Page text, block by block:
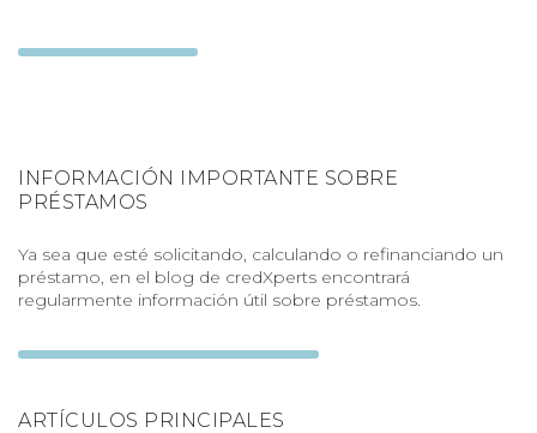
INFORMACIÓN IMPORTANTE SOBRE
PRÉSTAMOS
Ya sea que esté solicitando, calculando o refinanciando un
préstamo, en el blog de credXperts encontrará
regularmente información útil sobre préstamos.
ARTÍCULOS PRINCIPALES